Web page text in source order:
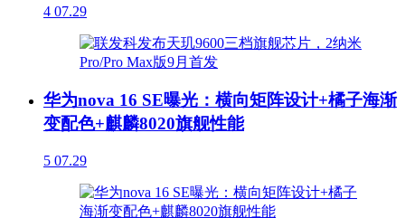
4 07.29
华为nova 16 SE曝光：横向矩阵设计+橘子海渐
变配色+麒麟8020旗舰性能
5 07.29